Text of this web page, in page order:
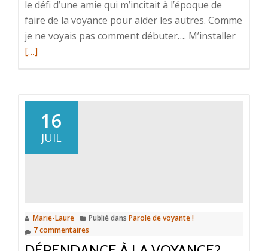
le défi d’une amie qui m’incitait à l’époque de
faire de la voyance pour aider les autres. Comme
je ne voyais pas comment débuter…. M’installerEn
[…]
16
JUIL
Marie-Laure Publié dans Parole de voyante !
7 commentaires